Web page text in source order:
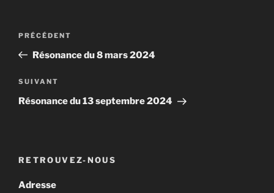
Navigation
l’article
Article
précédent
PRÉCÉDENT
Résonance du 8 mars 2024
Article
suivant
SUIVANT
Résonance du 13 septembre 2024
RETROUVEZ-NOUS
Adresse